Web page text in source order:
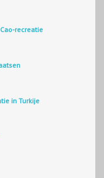
recreatie
in Turkije